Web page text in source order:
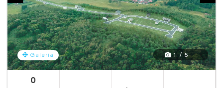
Galeria 1 / 5
0